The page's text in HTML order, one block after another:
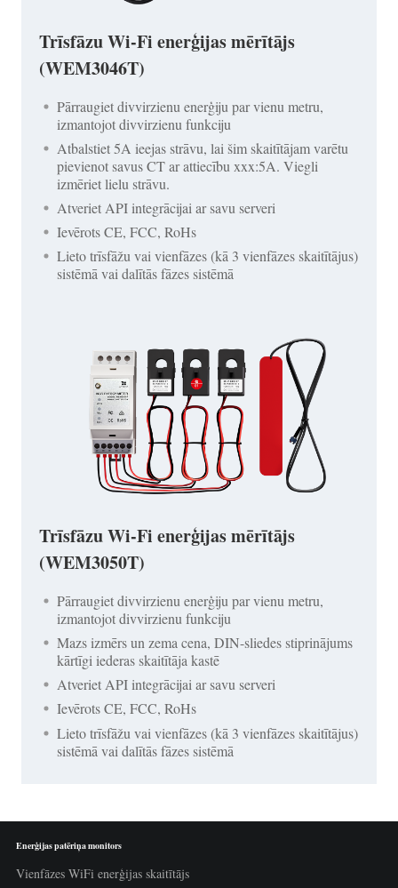
Trīsfāzu Wi-Fi enerģijas mērītājs
(WEM3046T)
Pārraugiet divvirzienu enerģiju par vienu metru,
izmantojot divvirzienu funkciju
Atbalstiet 5A ieejas strāvu, lai šim skaitītājam varētu
pievienot savus CT ar attiecību xxx:5A. Viegli
izmēriet lielu strāvu.
Atveriet API integrācijai ar savu serveri
Ievērots CE, FCC, RoHs
Lieto trīsfāžu vai vienfāzes (kā 3 vienfāzes skaitītājus)
sistēmā vai dalītās fāzes sistēmā
Trīsfāzu Wi-Fi enerģijas mērītājs
(WEM3050T)
Pārraugiet divvirzienu enerģiju par vienu metru,
izmantojot divvirzienu funkciju
Mazs izmērs un zema cena, DIN-sliedes stiprinājums
kārtīgi iederas skaitītāja kastē
Atveriet API integrācijai ar savu serveri
Ievērots CE, FCC, RoHs
Lieto trīsfāžu vai vienfāzes (kā 3 vienfāzes skaitītājus)
sistēmā vai dalītās fāzes sistēmā
Enerģijas patēriņa monitors
Vienfāzes WiFi enerģijas skaitītājs